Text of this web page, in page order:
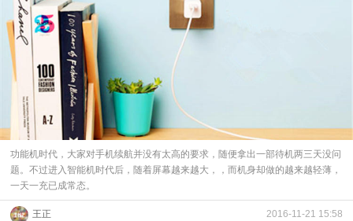
评
测
频
科
普
功能机时代，大家对手机续航并没有太高的要求，随便拿出一部待机两三天没问
题。不过进入智能机时代后，随着屏幕越来越大，，而机身却做的越来越轻薄，
一天一充已成常态。
王正 2016-11-21 15:58